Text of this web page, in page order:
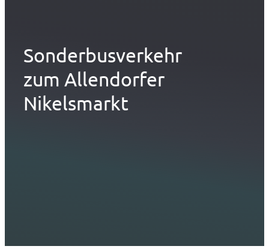
Sonderbusverkehr
zum Allendorfer
Nikelsmarkt